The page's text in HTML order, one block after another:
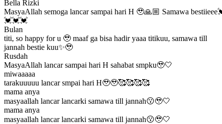
Bella Rizki
MasyaAllah semoga lancar sampai hari H 🥹🙏🏼 Samawa
💓💓💓
Bulan
titi, so happy for u 🥹 maaf ga bisa hadir yaaa titikuu, samawa till
jannah bestie kuu✨🥹
Rusdah
MasyaAllah lancar sampai hari H sahabat smpku🥹🤍
miwaaaaa
tarakuuuuu lancar smpai hari H🥹🥹🥰🥰🥰🥰
mama anya
masyaallah lancar lancarki samawa till jannah😗🥹🤍
mama anya
masyaallah lancar lancarki samawa till jannah😗🥹🤍